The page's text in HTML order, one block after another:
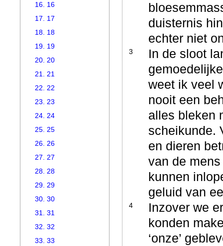
duisternis
echter niet
3
In de sloot
weet ik veel
nooit een
alles bleken
scheikunde.
en dieren
van de
kunnen
geluid van
4
Inzover we
konden
‘onze’
16. 16
17. 17
18. 18
19. 19
20. 20
21. 21
22. 22
23. 23
24. 24
25. 25
26. 26
27. 27
28. 28
29. 29
30. 30
31. 31
32. 32
33. 33